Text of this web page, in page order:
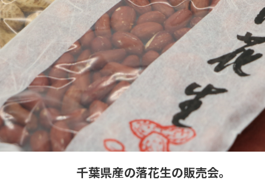
千葉県産の落花生の販売会。